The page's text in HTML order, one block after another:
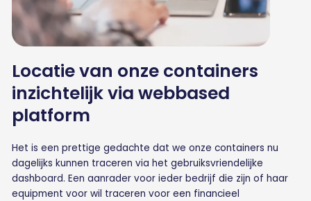
Locatie van onze containers
inzichtelijk via webbased
platform
Het is een prettige gedachte dat we onze containers nu
dagelijks kunnen traceren via het gebruiksvriendelijke
dashboard. Een aanrader voor ieder bedrijf die zijn of haar
equipment voor wil traceren voor een financieel